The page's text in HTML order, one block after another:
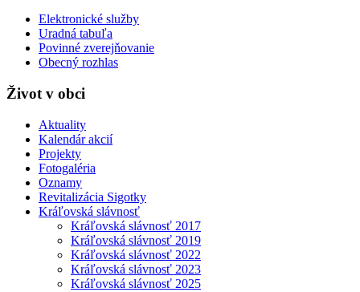
Elektronické služby
Uradná tabuľa
Povinné zverejňovanie
Obecný rozhlas
Život v obci
Aktuality
Kalendár akcií
Projekty
Fotogaléria
Oznamy
Revitalizácia Sigotky
Kráľovská slávnosť
Kráľovská slávnosť 2017
Kráľovská slávnosť 2019
Kráľovská slávnosť 2022
Kráľovská slávnosť 2023
Kráľovská slávnosť 2025